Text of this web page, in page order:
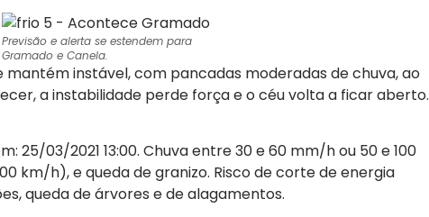
Previsão e alerta se estendem para
Gramado e Canela.
mantém instável, com pancadas moderadas de chuva, ao
a instabilidade perde força e o céu volta a ficar aberto.
25/03/2021 13:00. Chuva entre 30 e 60 mm/h ou 50 e 100
km/h), e queda de granizo. Risco de corte de energia
queda de árvores e de alagamentos.